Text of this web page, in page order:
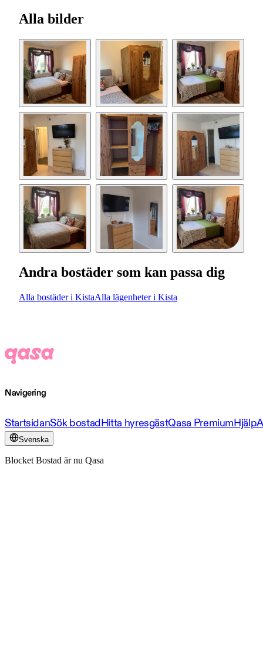
Alla bilder
Andra bostäder som kan passa dig
Alla bostäder i KistaAlla lägenheter i Kista
Navigering
StartsidanSök bostadHitta hyresgästQasa PremiumHjälp
Svenska
Blocket Bostad är nu Qasa